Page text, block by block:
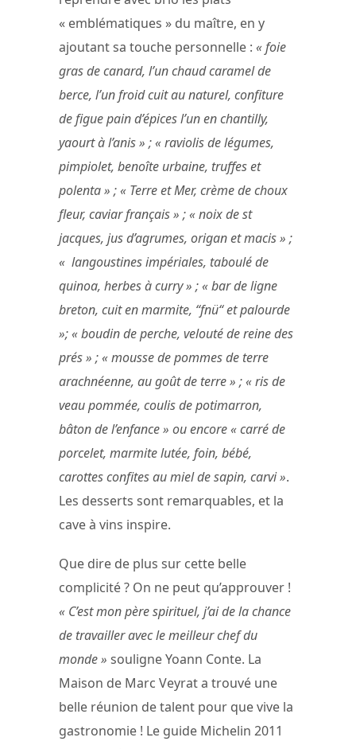
« emblématiques » du maître, en y
ajoutant sa touche personnelle : « foie
gras de canard, l’un chaud caramel de
berce, l’un froid cuit au naturel, confiture
de figue pain d’épices l’un en chantilly,
yaourt à l’anis » ; « raviolis de légumes,
pimpiolet, benoîte urbaine, truffes et
polenta » ; « Terre et Mer, crème de choux
fleur, caviar français » ; « noix de st
jacques, jus d’agrumes, origan et macis » ;
« langoustines impériales, taboulé de
quinoa, herbes à curry » ; « bar de ligne
breton, cuit en marmite, “fnü“ et palourde
»; « boudin de perche, velouté de reine des
prés » ; « mousse de pommes de terre
arachnéenne, au goût de terre » ; « ris de
veau pommée, coulis de potimarron,
bâton de l’enfance » ou encore « carré de
porcelet, marmite lutée, foin, bébé,
carottes confites au miel de sapin, carvi ».
Les desserts sont remarquables, et la
cave à vins inspire.
Que dire de plus sur cette belle
complicité ? On ne peut qu’approuver !
« C’est mon père spirituel, j’ai de la chance
de travailler avec le meilleur chef du
monde » souligne Yoann Conte. La
Maison de Marc Veyrat a trouvé une
belle réunion de talent pour que vive la
gastronomie ! Le guide Michelin 2011